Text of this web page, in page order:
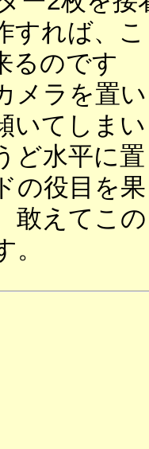
すれば、こ
るのです
メラを置い
いてしまい
ど水平に置
の役目を果
敢えてこの